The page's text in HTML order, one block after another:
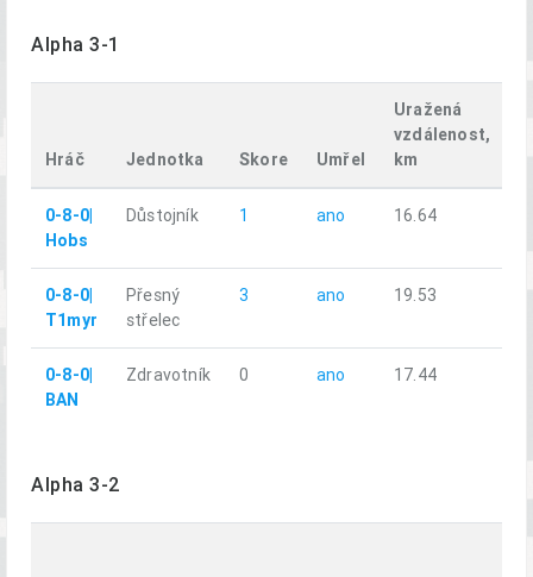
Alpha 3-1
Hráč Jednotka Skore Umřel
Uražená
vzdálenost,
km
0-8-0|
Hobs
Důstojník 1 ano 16.64
0-8-0|
T1myr
Přesný
střelec
3 ano 19.53
0-8-0|
BAN
Zdravotník 0 ano 17.44
Alpha 3-2